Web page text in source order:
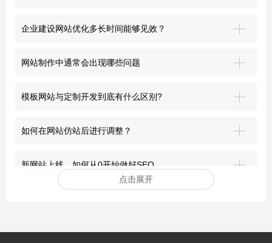
企业建设网站优化多长时间能够见效？
网站制作中通常会出现哪些问题
模板网站与定制开发到底有什么区别?
如何在网站仿站后进行调整？
新网站上线，如何从0开始做好SEO
突破界限：青岛网站建设的前沿探索
点击展开